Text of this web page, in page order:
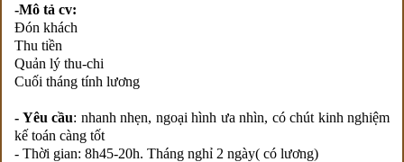
-Mô tả cv:
Đón khách
Thu tiền
Quản lý thu-chi
Cuối tháng tính lương
- Yêu cầu: nhanh nhẹn, ngoại hình ưa nhìn, có chút kinh nghiệm
kế toán càng tốt
- Thời gian: 8h45-20h. Tháng nghỉ 2 ngày( có lương)